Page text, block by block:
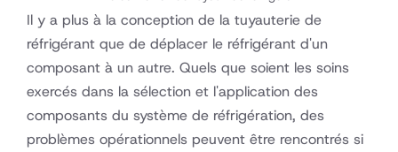
Il y a plus à la conception de la tuyauterie de
réfrigérant que de déplacer le réfrigérant d'un
composant à un autre. Quels que soient les soins
exercés dans la sélection et l'application des
composants du système de réfrigération, des
problèmes opérationnels peuvent être rencontrés si